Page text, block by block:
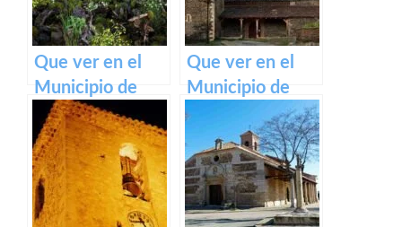
Que ver en el
Municipio de
Piedrabuena en
Castilla La
Mancha
Que ver en el
Municipio de
Campillo de
Ranas en Castilla
La Mancha